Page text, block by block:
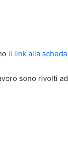
il link alla scheda
sono rivolti